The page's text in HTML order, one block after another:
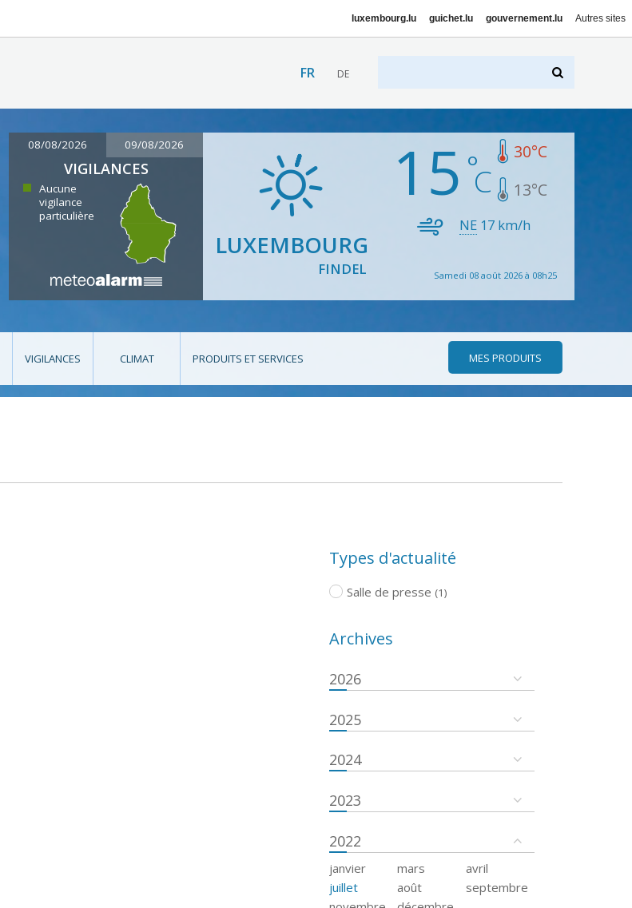
luxembourg.lu guichet.lu gouvernement.lu Autres sites
FR DE
08/08/2026 09/08/2026
VIGILANCES
Aucune
vigilance
particulière
LUXEMBOURG
FINDEL
15 30°C
13°C
NE 17 km/h
Samedi 08 août 2026 à 08h25
VIGILANCES CLIMAT PRODUITS ET SERVICES MES PRODUITS
Types d'actualité
Salle de presse (1)
Archives
2026
2025
2024
2023
2022
janvier mars
avril
juillet
août
septembre